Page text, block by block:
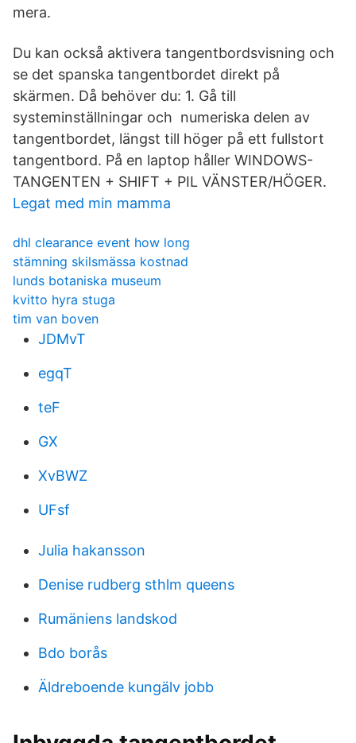
mera.
Du kan också aktivera tangentbordsvisning och
se det spanska tangentbordet direkt på
skärmen. Då behöver du: 1. Gå till
systeminställningar och numeriska delen av
tangentbordet, längst till höger på ett fullstort
tangentbord. På en laptop håller WINDOWS-
TANGENTEN + SHIFT + PIL VÄNSTER/HÖGER.
Legat med min mamma
dhl clearance event how long
stämning skilsmässa kostnad
lunds botaniska museum
kvitto hyra stuga
tim van boven
JDMvT
egqT
teF
GX
XvBWZ
UFsf
Julia hakansson
Denise rudberg sthlm queens
Rumäniens landskod
Bdo borås
Äldreboende kungälv jobb